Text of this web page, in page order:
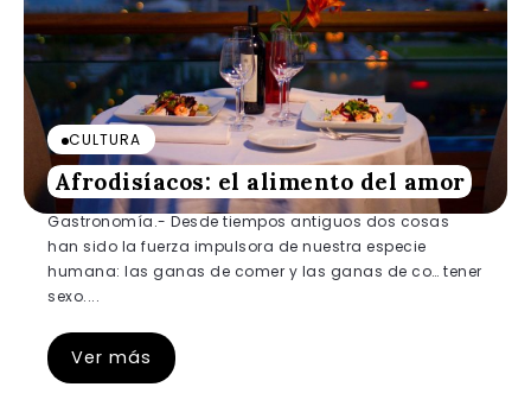
CULTURA
Afrodisíacos: el alimento del amor
Gastronomía.- Desde tiempos antiguos dos cosas
han sido la fuerza impulsora de nuestra especie
humana: las ganas de comer y las ganas de co… tener
sexo....
Ver más